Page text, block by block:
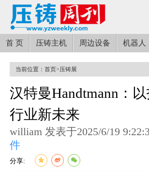
首 页 压铸主机 周边设备 机器人
当前位置： 首页>压铸展
汉特曼Handtmann：
行业新未来
william 发表于2025/6/19
件
分享: